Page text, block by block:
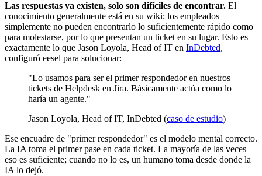
Las respuestas ya existen, solo son difíciles de encontrar. El
conocimiento generalmente está en su wiki; los empleados
simplemente no pueden encontrarlo lo suficientemente rápido como
para molestarse, por lo que presentan un ticket en su lugar. Esto es
exactamente lo que Jason Loyola, Head of IT en InDebted,
configuró eesel para solucionar:
"Lo usamos para ser el primer respondedor en nuestros
tickets de Helpdesk en Jira. Básicamente actúa como lo
haría un agente."
Jason Loyola, Head of IT, InDebted (caso de estudio)
Ese encuadre de "primer respondedor" es el modelo mental correcto.
La IA toma el primer pase en cada ticket. La mayoría de las veces
eso es suficiente; cuando no lo es, un humano toma desde donde la
IA lo dejó.